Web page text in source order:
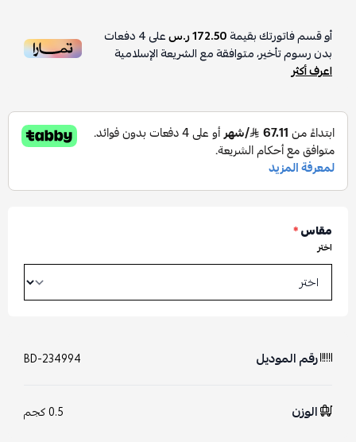
أو قسم فاتورتك بقيمة172.50 ر.س على4دفعات
بدون رسوم تأخير، متوافقة مع الشريعة الإسلامية
اعرف أكثر
مقاس*
اختر
رقم الموديل BD-234994
الوزن 0.5 كجم